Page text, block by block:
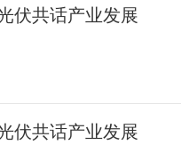
伏共话产业发展
伏共话产业发展